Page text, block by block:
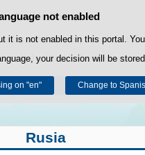
Cookie Policy
and third-party cookies to
in the "Cookies" section of our
Accept Reject
not enabled
it is not enabled in this portal.
your decision will be
on "en" Change to
Skip to content
Rusia